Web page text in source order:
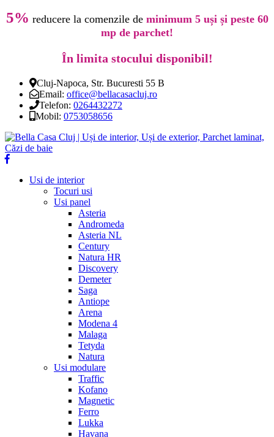
5% reducere la comenzile de minimum 5 uși și peste 60
mp de parchet!
În limita stocului disponibil!
Cluj-Napoca, Str. Bucuresti 55 B
Email: office@bellacasacluj.ro
Telefon: 0264432272
Mobil: 0753058656
Usi de interior
Tocuri usi
Usi panel
Asteria
Andromeda
Asteria NL
Century
Natura HR
Discovery
Demeter
Saga
Antiope
Arena
Modena 4
Malaga
Tetyda
Natura
Usi modulare
Traffic
Kofano
Magnetic
Ferro
Lukka
Havana